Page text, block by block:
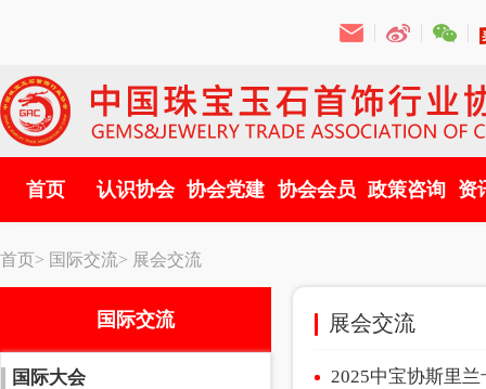
首页 认识协会 协会党建 协会会员 政策咨询 资
首页> 国际交流> 展会交流
国际交流
国际大会
展会交流
2025中宝协斯里